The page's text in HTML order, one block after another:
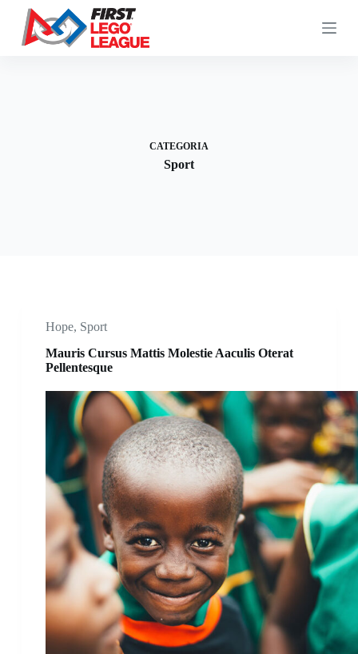
CATEGORIA
Sport
Hope, Sport
Mauris Cursus Mattis Molestie Aaculis Oterat
Pellentesque